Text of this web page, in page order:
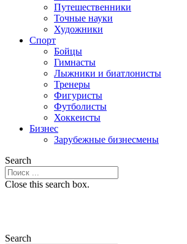
Путешественники
Точные науки
Художники
Спорт
Бойцы
Гимнасты
Лыжники и биатлонисты
Тренеры
Фигуристы
Футболисты
Хоккеисты
Бизнес
Зарубежные бизнесмены
Search
Close this search box.
Search